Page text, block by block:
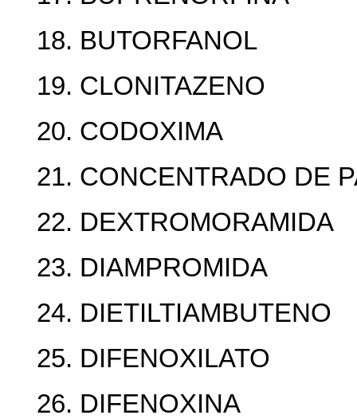
18. BUTORFANOL
19. CLONITAZENO
20. CODOXIMA
21. CONCENTRADO DE
22. DEXTROMORAMIDA
23. DIAMPROMIDA
24. DIETILTIAMBUTENO
25. DIFENOXILATO
26. DIFENOXINA